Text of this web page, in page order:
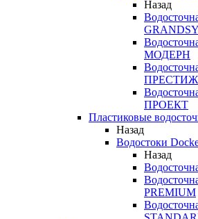
Назад
МОДЕРН
ПРЕСТИЖ
ПРОЕКТ
Пластиковые
Назад
Водостоки
Назад
PREMIUM